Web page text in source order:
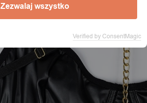
Zezwalaj wszystko
Verified by ConsentMagic